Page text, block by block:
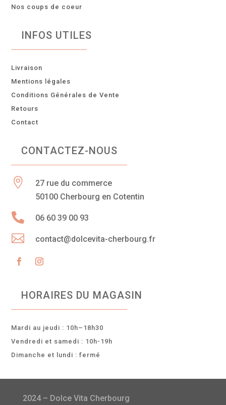
Nos coups de coeur
INFOS UTILES
Livraison
Mentions légales
Conditions Générales de Vente
Retours
Contact
CONTACTEZ-NOUS

27 rue du commerce
50100 Cherbourg en Cotentin
 06 60 39 00 93
 contact@dolcevita-cherbourg.fr
HORAIRES DU MAGASIN
Mardi au jeudi : 10h–18h30
Vendredi et samedi : 10h-19h
Dimanche et lundi : fermé
2024 – Dolce Vita Cherbourg